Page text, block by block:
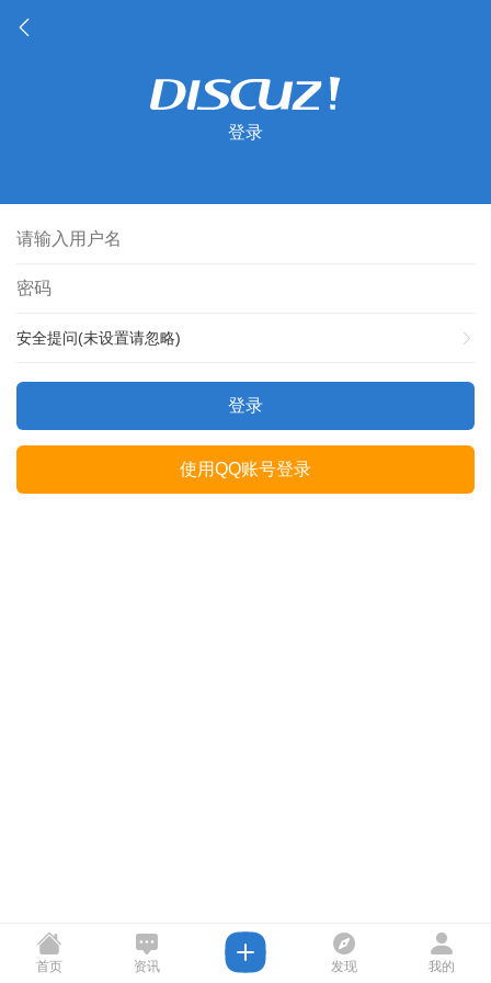
登录
安全提问(未设置请忽略)
登录
使用QQ账号登录
首页 资讯 发现 我的